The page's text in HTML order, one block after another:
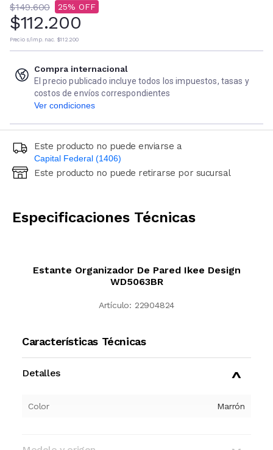
$149.600 25
$112.200
Precio s/imp. nac. $112.200
Compra internacional
El precio publicado incluye todos los impuestos, tasas y
costos de envíos correspondientes
Ver condiciones
Este producto no puede enviarse a
Capital Federal (1406)
Ingresá código postal (sólo números)
Este producto no puede retirarse por sucursal
Especificaciones Técnicas
Estante Organizador De Pared Ikee Design
WD5063BR
Artículo: 22904824
Características Técnicas
Detalles
Color Marrón